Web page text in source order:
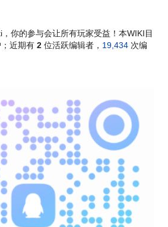
你的参与会让所有玩家受益！本WIKI目
近期有 2 位活跃编辑者， 19,434 次编